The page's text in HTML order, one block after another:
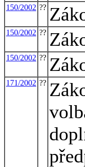
150/2002 ??
150/2002 ??
150/2002 ??
171/2002 ??